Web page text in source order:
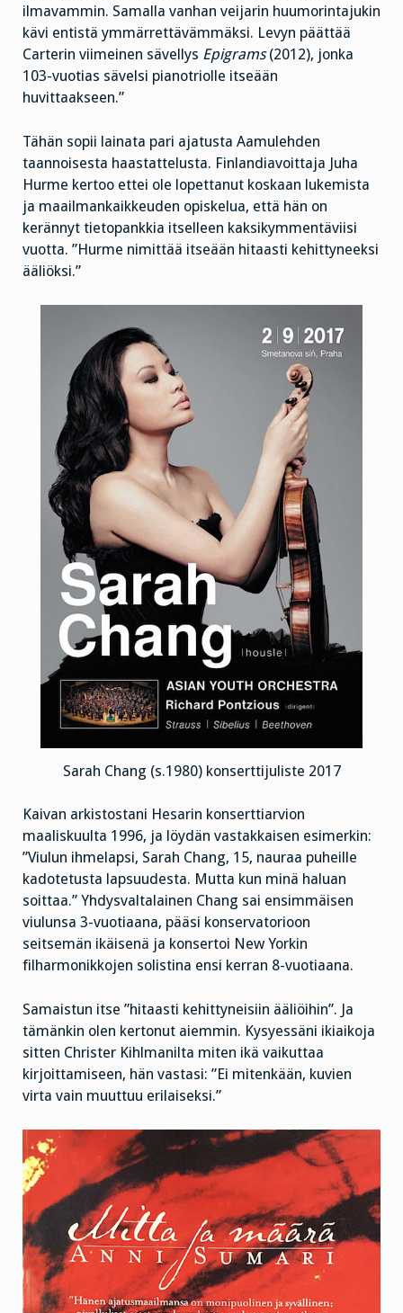
ilmavammin. Samalla vanhan veijarin huumorintajukin
kävi entistä ymmärrettävämmäksi. Levyn päättää
Carterin viimeinen sävellys Epigrams(2012), jonka
103-vuotias sävelsi pianotriolle itseään
huvittaakseen.”
Tähän sopii lainata pari ajatusta Aamulehden
taannoisesta haastattelusta. Finlandiavoittaja Juha
Hurme kertoo ettei ole lopettanut koskaan lukemista
ja maailmankaikkeuden opiskelua, että hän on
kerännyt tietopankkia itselleen kaksikymmentäviisi
vuotta. ”Hurme nimittää itseään hitaasti kehittyneeksi
ääliöksi.”
Sarah Chang (s.1980) konserttijuliste 2017
Kaivan arkistostani Hesarin konserttiarvion
maaliskuulta 1996, ja löydän vastakkaisen esimerkin:
”Viulun ihmelapsi, Sarah Chang, 15, nauraa puheille
kadotetusta lapsuudesta. Mutta kun minä haluan
soittaa.” Yhdysvaltalainen Chang sai ensimmäisen
viulunsa 3-vuotiaana, pääsi konservatorioon
seitsemän ikäisenä ja konsertoi New Yorkin
filharmonikkojen solistina ensi kerran 8-vuotiaana.
Samaistun itse ”hitaasti kehittyneisiin ääliöihin”. Ja
tämänkin olen kertonut aiemmin. Kysyessäni ikiaikoja
sitten Christer Kihlmanilta miten ikä vaikuttaa
kirjoittamiseen, hän vastasi: ”Ei mitenkään, kuvien
virta vain muuttuu erilaiseksi.”